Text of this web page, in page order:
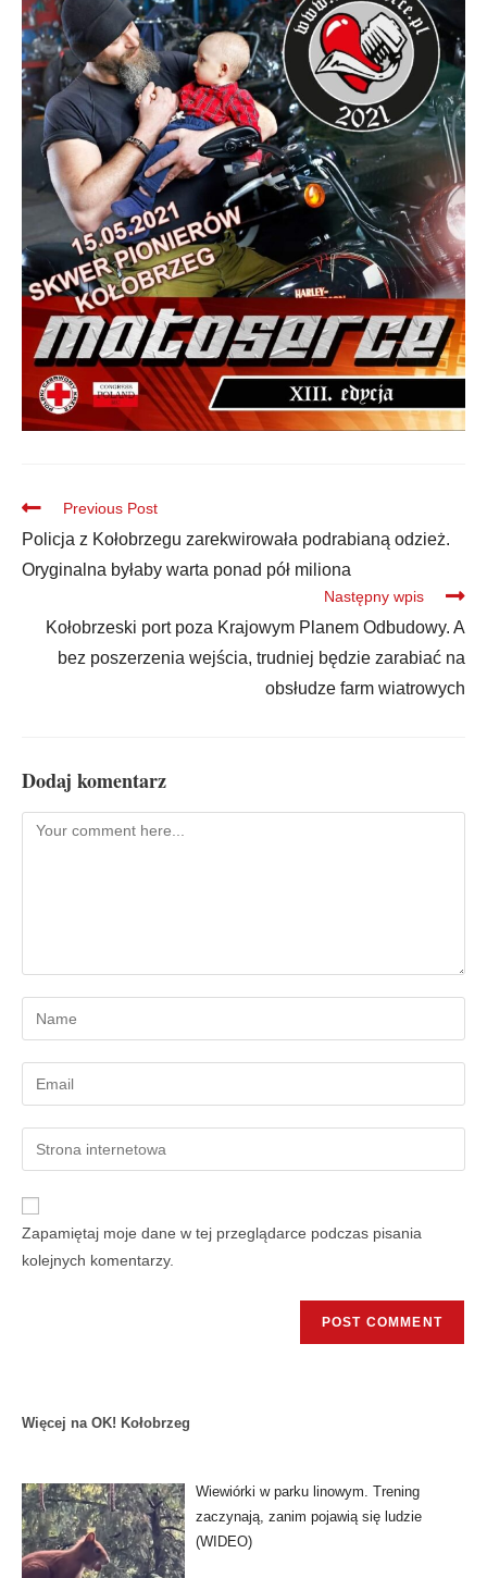
Previous Post
Policja z Kołobrzegu zarekwirowała podrabianą odzież.
Oryginalna byłaby warta ponad pół miliona
Następny wpis
Kołobrzeski port poza Krajowym Planem Odbudowy. A
bez poszerzenia wejścia, trudniej będzie zarabiać na
obsłudze farm wiatrowych
Dodaj komentarz
Zapamiętaj moje dane w tej przeglądarce podczas pisania
kolejnych komentarzy.
Więcej na OK! Kołobrzeg
Wiewiórki w parku linowym. Trening
zaczynają, zanim pojawią się ludzie
(WIDEO)